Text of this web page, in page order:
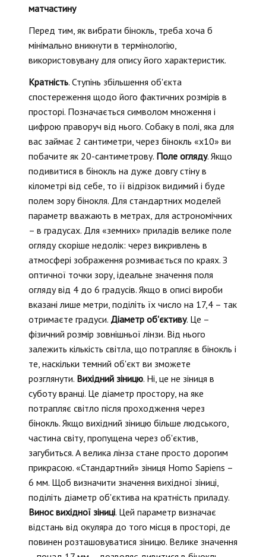
матчастину
Перед тим, як вибрати бінокль, треба хоча б
мінімально вникнути в термінологію,
використовувану для опису його характеристик.
Кратність. Ступінь збільшення об'єкта
спостереження щодо його фактичних розмірів в
просторі. Позначається символом множення і
цифрою праворуч від нього. Собаку в полі, яка для
вас займає 2 сантиметри, через бінокль «х10» ви
побачите як 20-сантиметрову. Поле огляду. Якщо
подивитися в бінокль на дуже довгу стіну в
кілометрі від себе, то її відрізок видимий і буде
полем зору бінокля. Для стандартних моделей
параметр вважають в метрах, для астрономічних
– в градусах. Для «земних» приладів велике поле
огляду скоріше недолік: через викривлень в
атмосфері зображення розмивається по краях. З
оптичної точки зору, ідеальне значення поля
огляду від 4 до 6 градусів. Якщо в описі вироби
вказані лише метри, поділіть їх число на 17,4 – так
отримаєте градуси. Діаметр об'єктиву. Це –
фізичний розмір зовнішньої лінзи. Від нього
залежить кількість світла, що потрапляє в бінокль і
те, наскільки темний об'єкт ви зможете
розглянути. Вихідний зіницю. Ні, це не зіниця в
суботу вранці. Це діаметр простору, на яке
потрапляє світло після проходження через
бінокль. Якщо вихідний зіницю більше людського,
частина світу, пропущена через об'єктив,
загубиться. А велика лінза стане просто дорогим
прикрасою. «Стандартний» зіниця Homo Sapiens –
6 мм. Щоб визначити значення вихідної зіниці,
поділіть діаметр об'єктива на кратність приладу.
Винос вихідної зіниці. Цей параметр визначає
відстань від окуляра до того місця в просторі, де
повинен розташовуватися зіницю. Велике значення